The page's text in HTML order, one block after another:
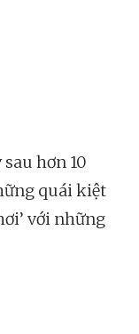
hơn 10
quái kiệt
với những